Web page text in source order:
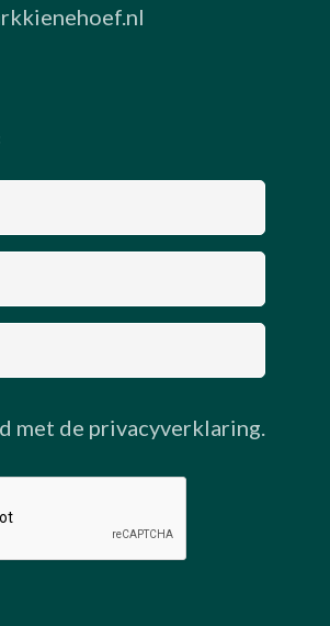
met de privacyverklaring.